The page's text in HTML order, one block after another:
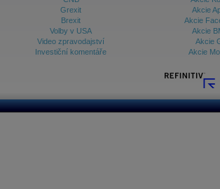
Databanka akcie - Svět
Denní přehled - Akcie ČR
Grexit
Brexit
Volby v USA
Video zpravodajství
Investiční komentáře
Akcie
Akcie
Akcie
Akcie
Akcie